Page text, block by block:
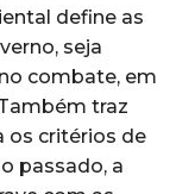
define as
seja
combate, em
traz
os critérios de
passado, a